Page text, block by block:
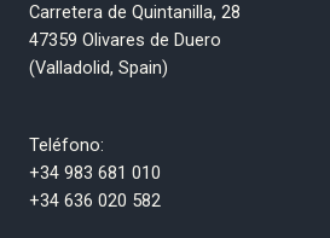
Carretera de Quintanilla, 28
47359 Olivares de Duero
(Valladolid, Spain)
Teléfono:
+34 983 681 010
+34 636 020 582